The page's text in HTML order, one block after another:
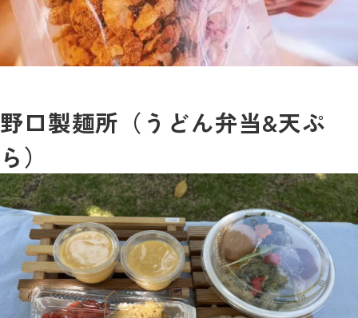
野口製麺所（うどん弁当&天ぷ
ら）